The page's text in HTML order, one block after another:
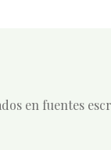
en fuentes